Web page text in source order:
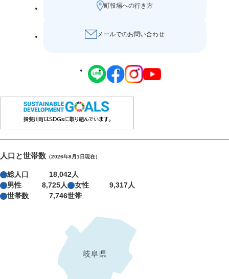
町役場への行き方
メールでのお問い合わせ
人口と世帯数 （2026年8月1日現在）
総人口
18,042人
男性
8,725人 女性
9,317人
世帯数
7,746世帯